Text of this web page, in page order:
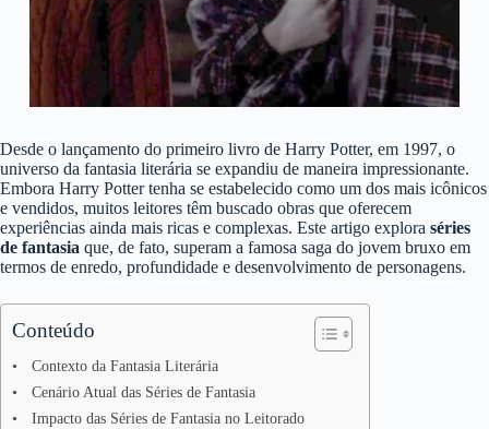
Desde o lançamento do primeiro livro de Harry Potter, em 1997, o
universo da fantasia literária se expandiu de maneira impressionante.
Embora Harry Potter tenha se estabelecido como um dos mais icônicos
e vendidos, muitos leitores têm buscado obras que oferecem
experiências ainda mais ricas e complexas. Este artigo explora séries
de fantasia que, de fato, superam a famosa saga do jovem bruxo em
termos de enredo, profundidade e desenvolvimento de personagens.
Conteúdo
Contexto da Fantasia Literária
Cenário Atual das Séries de Fantasia
Impacto das Séries de Fantasia no Leitorado